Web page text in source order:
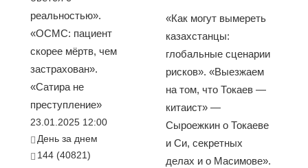
реальностью».
«ОСМС: пациент
скорее мёртв, чем
застрахован».
«Сатира не
преступление»
23.01.2025 12:00
День за днем
144 (40821)
«Как могут вымереть
казахстанцы:
глобальные сценарии
рисков». «Выезжаем
на том, что Токаев —
китаист» —
Сыроежкин о Токаеве
и Си, секретных
делах и о Масимове».